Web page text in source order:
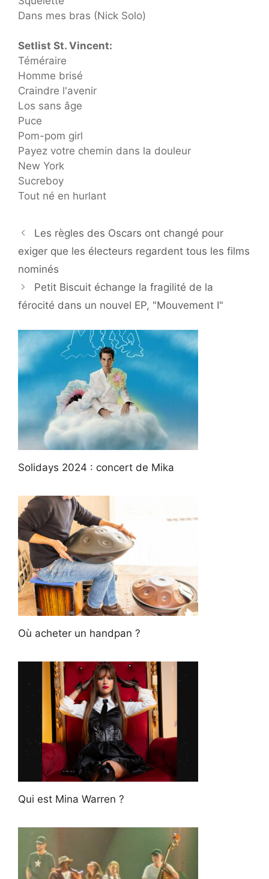
Dans mes bras (Nick Solo)
Setlist St. Vincent:
Téméraire
Homme brisé
Craindre l'avenir
Los sans âge
Puce
Pom-pom girl
Payez votre chemin dans la douleur
New York
Sucreboy
Tout né en hurlant
Les règles des Oscars ont changé pour
exiger que les électeurs regardent tous les films
nominés
Petit Biscuit échange la fragilité de la
férocité dans un nouvel EP, "Mouvement I"
Solidays 2024 : concert de Mika
Où acheter un handpan ?
Qui est Mina Warren ?